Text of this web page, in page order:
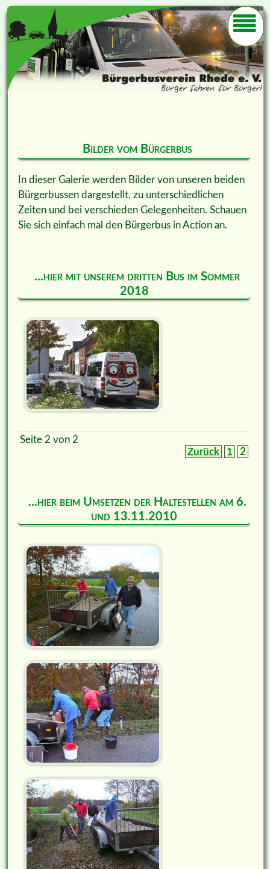
Bilder vom Bürgerbus
In dieser Galerie werden Bilder von unseren beiden
Bürgerbussen dargestellt, zu unterschiedlichen
Zeiten und bei verschieden Gelegenheiten. Schauen
Sie sich einfach mal den Bürgerbus in Action an.
...hier mit unserem dritten Bus im Sommer
2018
Seite 2 von 2
Zurück
1 2
...hier beim Umsetzen der Haltestellen am 6.
und 13.11.2010